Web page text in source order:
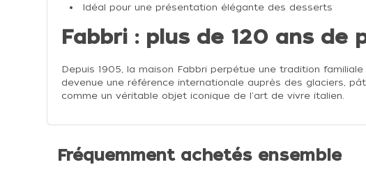
Idéal pour une présentation élégante des desserts
Fabbri : plus de 120 ans de
Depuis 1905, la maison Fabbri perpétue une tradition
devenue une référence internationale auprès des glaciers,
comme un véritable objet iconique de l'art de vivre italien.
Fréquemment achetés ensemble